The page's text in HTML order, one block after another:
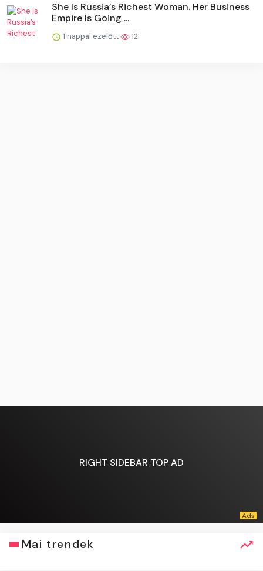
She Is Russia’s Richest Woman. Her Business
Empire Is Going ...
1 nappal ezelőtt 12
RIGHT SIDEBAR TOP AD
Mai trendek